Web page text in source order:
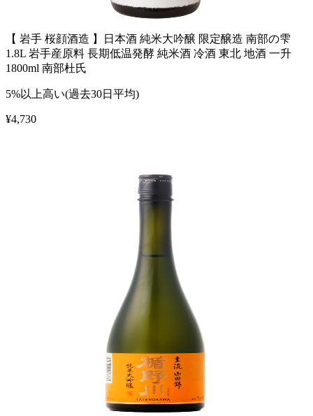
【 岩手 桜顔酒造 】日本酒 純米大吟醸 限定醸造 南部の雫
1.8L 岩手産原料 長期低温発酵 純米酒 冷酒 東北 地酒 一升
1800ml 南部杜氏
5%以上高い(過去30日平均)
¥4,730